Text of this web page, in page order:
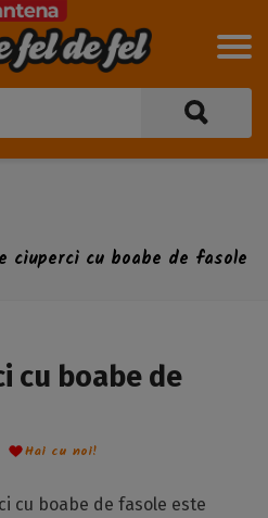
ciuperci cu boabe de fasole
cu boabe de
Hai cu noi!
cu boabe de fasole este